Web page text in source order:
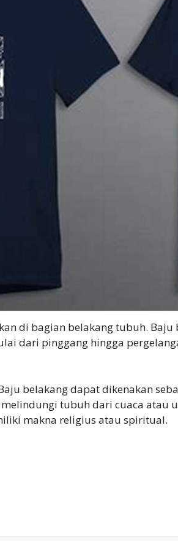
di bagian belakang tubuh.
dari pinggang hingga
belakang dapat dikenakan
tubuh dari cuaca atau
makna religius atau spiritual.